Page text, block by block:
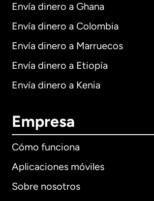
Envía dinero a Ghana
Envía dinero a Colombia
Envía dinero a Marruecos
Envía dinero a Etiopía
Envía dinero a Kenia
Empresa
Cómo funciona
Aplicaciones móviles
Sobre nosotros